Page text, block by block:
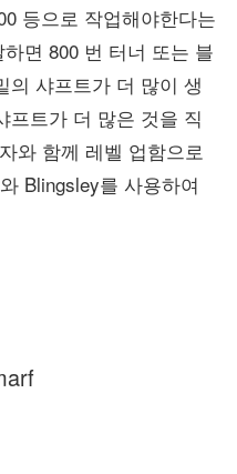
등으로 작업해야한다는
면 800 번 터너 또는 블
의 샤프트가 더 많이 생
프트가 더 많은 것을 직
와 함께 레벨 업함으로
Blingsley를 사용하여